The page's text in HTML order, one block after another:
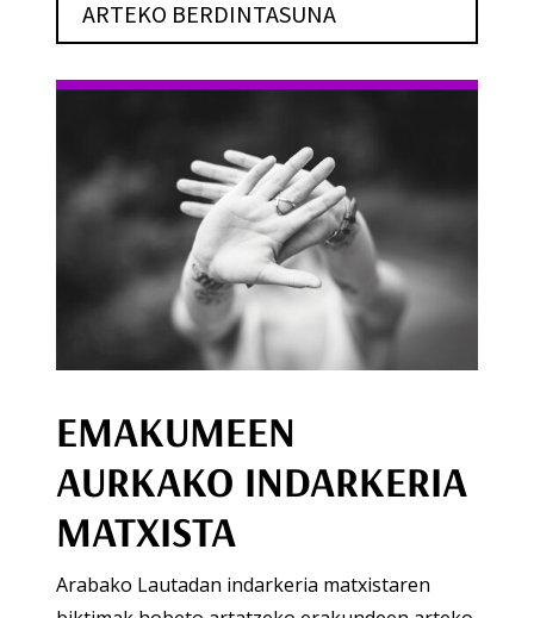
ARTEKO BERDINTASUNA
EMAKUMEEN
AURKAKO INDARKERIA
MATXISTA
Arabako Lautadan indarkeria matxistaren